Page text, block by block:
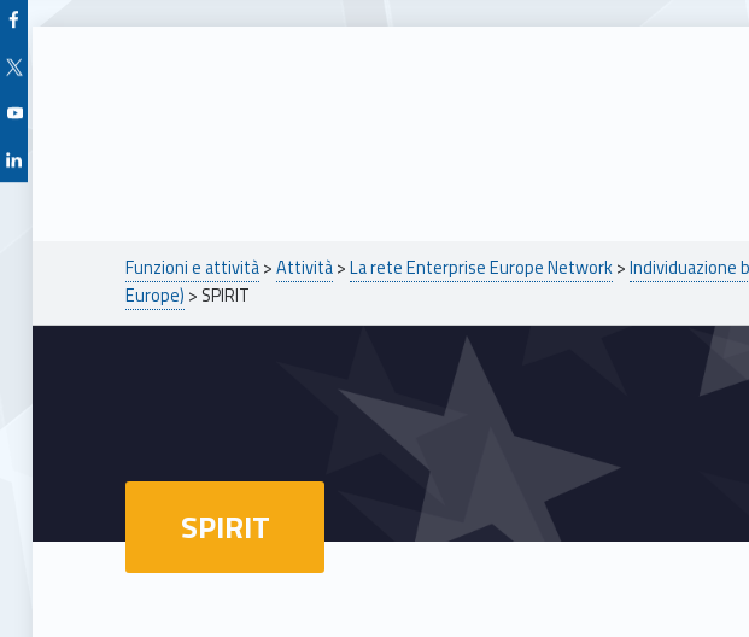
Facebook Unioncamere Veneto
Twitter Unioncamere Veneto
Youtube Unioncamere Veneto
Linkedin Unioncamere Veneto
Breadcrumbs navigation
Funzioni e attività>Attività>La rete Enterprise Europe Network>Individuazione
Europe) > SPIRIT
SPIRIT